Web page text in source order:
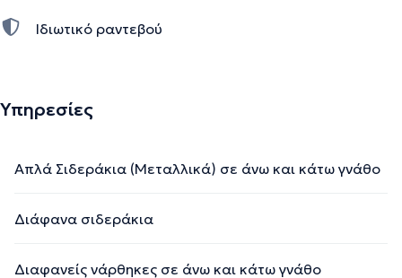
Ιδιωτικό ραντεβού
Υπηρεσίες
Απλά Σιδεράκια (Μεταλλικά) σε άνω και κάτω γνάθο
Διάφανα σιδεράκια
Διαφανείς νάρθηκες σε άνω και κάτω γνάθο